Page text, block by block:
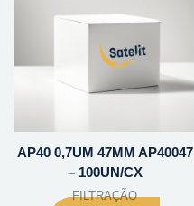
AP40 0,7UM 47MM AP40047
– 100UN/CX
FILTRAÇÃO